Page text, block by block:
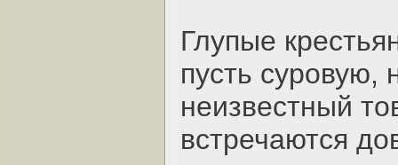
Глупые
пусть суровую,
неизвестный
встречаются